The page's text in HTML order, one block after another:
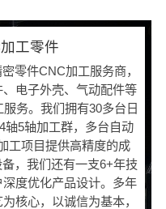
工零件
零件CNC加工服务商，
电子外壳、气动配件等
务。我们拥有30多台日
轴5轴加工群，多台自动
工项目提供高精度的成
，我们还有一支6+年技
度优化产品设计。多年
核心，以诚信为基本，